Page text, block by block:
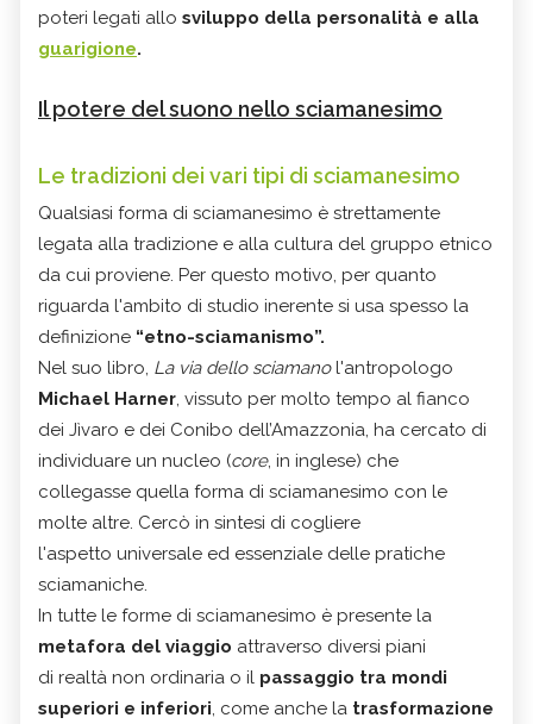
poteri legati allo sviluppo della personalità e alla
guarigione.
Il potere del suono nello sciamanesimo
Le tradizioni dei vari tipi di sciamanesimo
Qualsiasi forma di sciamanesimo è strettamente
legata alla tradizione e alla cultura del gruppo etnico
da cui proviene. Per questo motivo, per quanto
riguarda l'ambito di studio inerente si usa spesso la
definizione “etno-sciamanismo”.
Nel suo libro, La via dello sciamanol'antropologo
Michael Harner, vissuto per molto tempo al fianco
dei Jìvaro e dei Conibo dell’Amazzonia, ha cercato di
individuare un nucleo (core, in inglese) che
collegasse quella forma di sciamanesimo con le
molte altre. Cercò in sintesi di cogliere
l'aspetto universale ed essenziale delle pratiche
sciamaniche.
In tutte le forme di sciamanesimo è presente la
metafora del viaggio attraverso diversi piani
di realtà non ordinaria o il passaggio tra mondi
superiori e inferiori, come anche la trasformazione